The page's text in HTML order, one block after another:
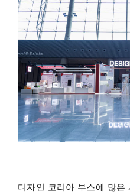
디자인 코리아 부스에 많은